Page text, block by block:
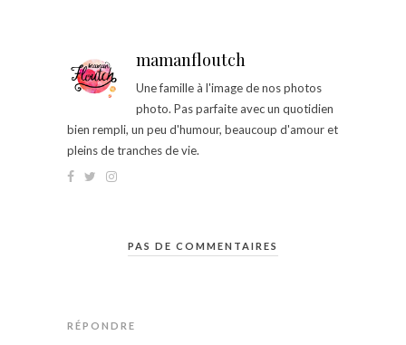
mamanfloutch
Une famille à l'image de nos photos
photo. Pas parfaite avec un quotidien
bien rempli, un peu d'humour, beaucoup d'amour et
pleins de tranches de vie.
PAS DE COMMENTAIRES
RÉPONDRE